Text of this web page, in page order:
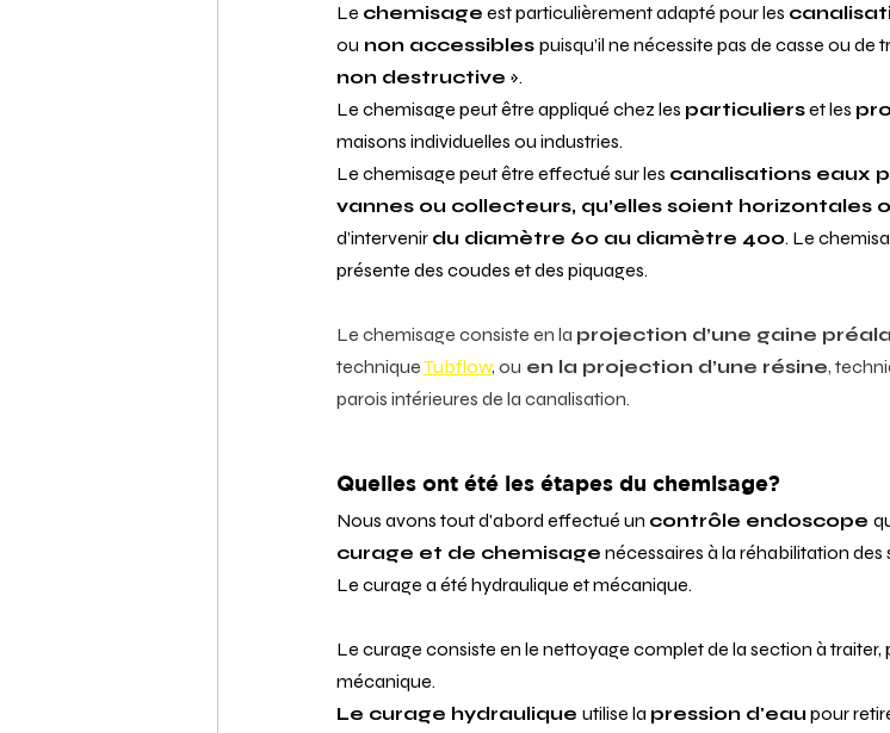
Le chemisage est particulièrement adapté pour les
ou non accessibles puisqu’il ne nécessite pas de casse ou de
non destructive ».
Le chemisage peut être appliqué chez les particuliers et les
maisons individuelles ou industries.
Le chemisage peut être effectué sur les canalisations eaux
vannes ou collecteurs, qu’elles soient horizontales
d’intervenir du diamètre 60 au diamètre 400. Le
présente des coudes et des piquages.
Le chemisage consiste en la projection d’une gaine
technique Tubflow, ou en la projection d’une résine,
parois intérieures de la canalisation.
Quelles ont été les étapes du chemisage?
Nous avons tout d'abord effectué un contrôle endoscope
curage et de chemisage nécessaires à la réhabilitation des
Le curage a été hydraulique et mécanique.
Le curage consiste en le nettoyage complet de la section à
mécanique.
Le curage hydraulique utilise la pression d'eau pour